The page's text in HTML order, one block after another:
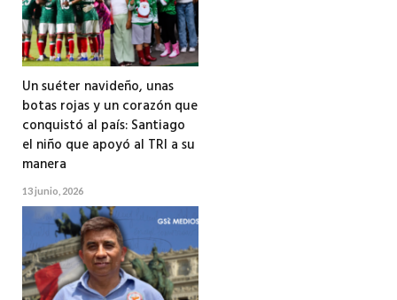
Un suéter navideño, unas
botas rojas y un corazón que
conquistó al país: Santiago
el niño que apoyó al TRI a su
manera
13 junio, 2026